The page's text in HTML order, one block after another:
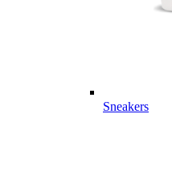
Sneakers